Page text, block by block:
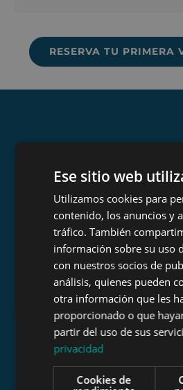
RESERVA TU PRIMERA
técnicas
podéis
Selecciona entre nuestras
saber más
Ese sitio web
Utilizamos cookies para
contenido, los anuncios y
tráfico. También
información sobre su uso
con nuestros socios de
análisis, quienes pueden
otra información que les
proporcionado o que
partir del uso de sus
privacidad
Cookies de